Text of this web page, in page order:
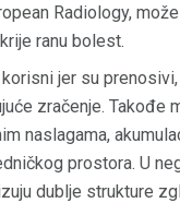
Radiology,
ranu bolest.
jer su
zračenje. Takođe
naslagama,
prostora. U
dublje strukture